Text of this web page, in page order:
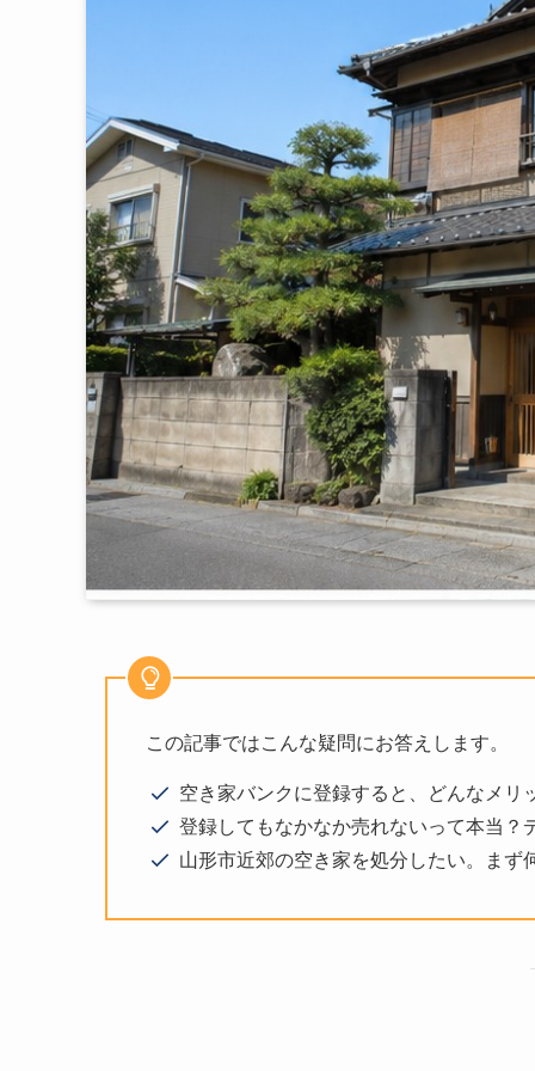
この記事ではこんな疑問にお答えします。
空き家バンクに登録すると、どんなメリ
登録してもなかなか売れないって本当？
山形市近郊の空き家を処分したい。まず